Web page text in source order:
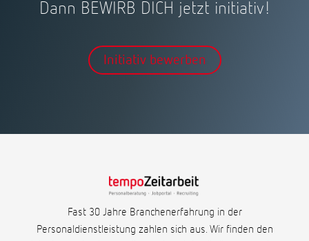
Dann BEWIRB DICH jetzt initiativ!
Initiativ bewerben
Fast 30 Jahre Branchenerfahrung in der
Personaldienstleistung zahlen sich aus. Wir finden den